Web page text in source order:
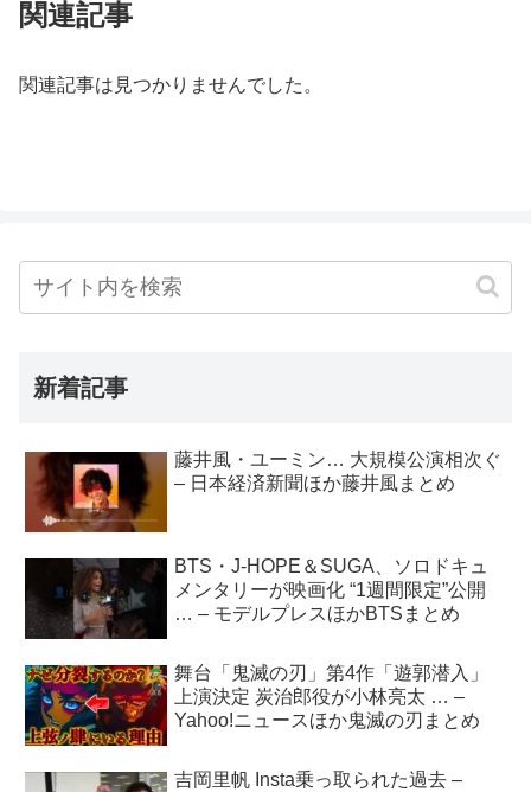
関連記事
関連記事は見つかりませんでした。
新着記事
藤井風・ユーミン… 大規模公演相次ぐ
– 日本経済新聞ほか藤井風まとめ
BTS・J-HOPE＆SUGA、ソロドキュ
メンタリーが映画化 “1週間限定”公開
… – モデルプレスほかBTSまとめ
舞台「鬼滅の刃」第4作「遊郭潜入」
上演決定 炭治郎役が小林亮太 … –
Yahoo!ニュースほか鬼滅の刃まとめ
吉岡里帆 Insta乗っ取られた過去 –